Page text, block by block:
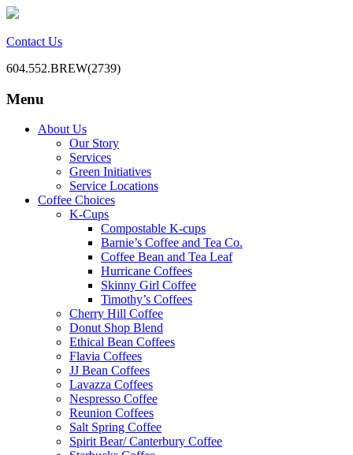
Contact Us
604.552.BREW(2739)
Mill Creek Coffee
BC Office Coffee Service
Menu
Skip
About Us
Our Story
Services
Green Initiatives
Service Locations
Coffee Choices
K-Cups
Compostable K-cups
Barnie’s Coffee and Tea Co.
Coffee Bean and Tea Leaf
Hurricane Coffees
Skinny Girl Coffee
Timothy’s Coffees
Cherry Hill Coffee
Donut Shop Blend
Ethical Bean Coffees
Flavia Coffees
JJ Bean Coffees
Lavazza Coffees
Nespresso Coffee
Reunion Coffees
Salt Spring Coffee
Spirit Bear/ Canterbury Coffee